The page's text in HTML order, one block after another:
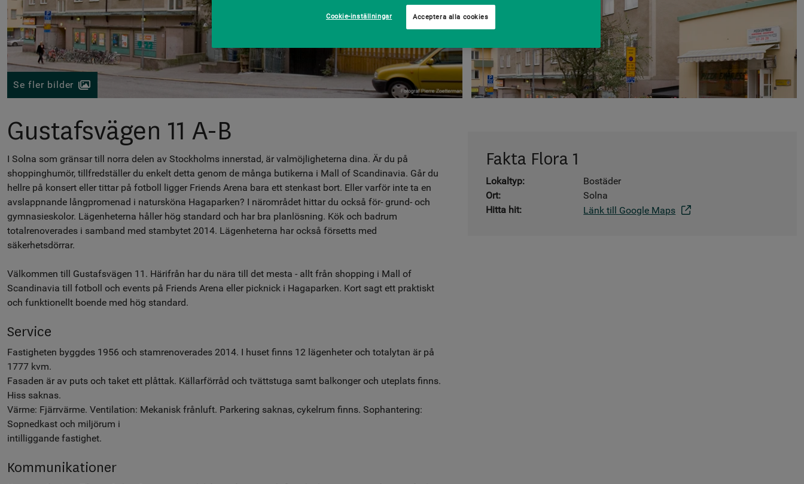
Se fler bilder
Gustafsvägen 11 A-B
I Solna som gränsar till norra delen av Stockholms innerstad, är valmöjligheterna dina. Är du på
shoppinghumör, tillfredställer du enkelt detta genom de många butikerna i Mall of Scandinavia. Går du
hellre på konsert eller tittar på fotboll ligger Friends Arena bara ett stenkast bort. Eller varför inte ta en
avslappnande långpromenad i natursköna Hagaparken? I närområdet hittar du också för- grund- och
gymnasieskolor. Lägenheterna håller hög standard och har bra planlösning. Kök och badrum
totalrenoverades i samband med stambytet 2014. Lägenheterna har också försetts med
säkerhetsdörrar.
Välkommen till Gustafsvägen 11. Härifrån har du nära till det mesta - allt från shopping i Mall of
Scandinavia till fotboll och events på Friends Arena eller picknick i Hagaparken. Kort sagt ett praktiskt
och funktionellt boende med hög standard.
Service
Fastigheten byggdes 1956 och stamrenoverades 2014. I huset finns 12 lägenheter och totalytan är på
1777 kvm.
Fasaden är av puts och taket ett plåttak. Källarförråd och tvättstuga samt balkonger och uteplats finns.
Hiss saknas.
Värme: Fjärrvärme. Ventilation: Mekanisk frånluft. Parkering saknas, cykelrum finns. Sophantering:
Sopnedkast och miljörum i
intilliggande fastighet.
Kommunikationer
Fakta Flora 1
Lokaltyp:
Bostäder
Ort:
Solna
Hitta hit:
Länk till Google Maps
Cookie-inställningar Acceptera alla cookies